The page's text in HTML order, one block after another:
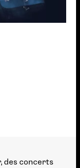
des concerts